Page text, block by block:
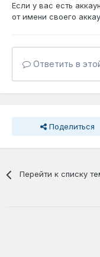
Если у вас есть
от имени своего
Ответить в
Поделиться
Перейти к списку